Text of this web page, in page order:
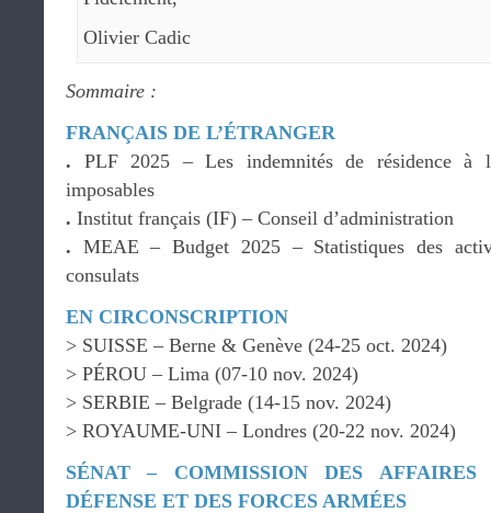
Olivier Cadic
Sommaire :
FRANÇAIS DE L’ÉTRANGER
. PLF 2025 – Les indemnités de résidence à
imposables
. Institut français (IF) – Conseil d’administration
. MEAE – Budget 2025 – Statistiques des
consulats
EN CIRCONSCRIPTION
> SUISSE – Berne & Genève (24-25 oct. 2024)
> PÉROU – Lima (07-10 nov. 2024)
> SERBIE – Belgrade (14-15 nov. 2024)
> ROYAUME-UNI – Londres (20-22 nov. 2024)
SÉNAT – COMMISSION DES
DÉFENSE ET DES FORCES ARMÉES